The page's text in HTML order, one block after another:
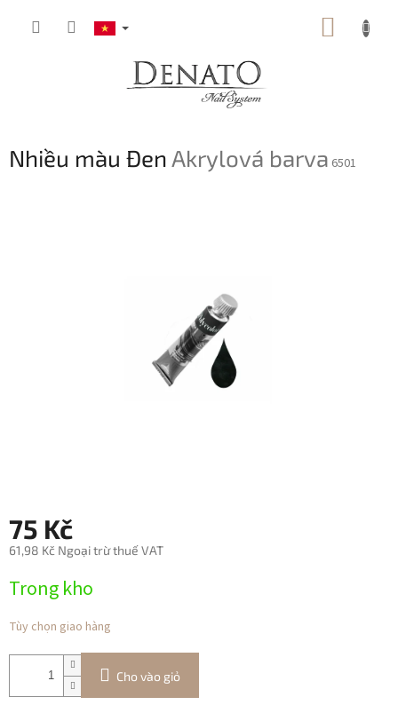
GIỎ
Nhiều màu ĐenAkrylová barva 6501
75 Kč
61,98 Kč Ngoại trừ thuế VAT
đo
Trong kho
Tùy chọn giao hàng
Cho vào giỏ